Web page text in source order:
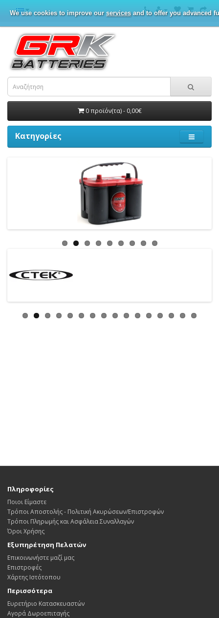
We use cookies to improve our servicesand to offer you advanced
0 προϊόν(τα) - 0,00€
Κατηγορίες
Πληροφορίες
Ποιοι Είμαστε
Τρόποι Αποστολής - Πολιτική Ακυρώσεων/Επιστροφών
Τρόποι Πληρωμής και Ασφάλεια Συναλλαγών
Όροι Χρήσης
Εξυπηρέτηση Πελατών
Επικοινωνήστε μαζί μας
Επιστροφές
Χάρτης Ιστότοπου
Περισσότερα
Ευρετήριο Κατασκευαστών
Αγορά Δωροεπιταγής